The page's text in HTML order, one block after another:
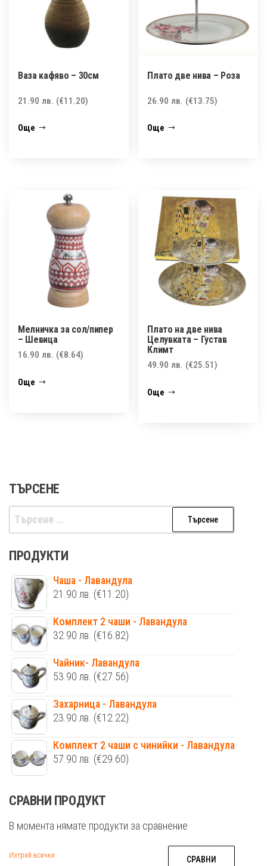
Ваза кафяво – 30см
21.90 лв. (€11.20)
Още
Плато две нива – Розa
26.90лв. (€13.75)
Още
Мелничка за сол/пипер
– Шевица
16.90 лв. (€8.64)
Още
Плато на две нива
Целувката – Густав
Климт
49.90лв. (€25.51)
Още
ТЪРСЕНЕ
Търсене
за:
ПРОДУКТИ
Чаша - Лавандула
21.90 лв. (€11.20)
Комплект 2 чаши - Лавандула
32.90 лв. (€16.82)
Чайник- Лавандула
53.90 лв. (€27.56)
Захарница - Лавандула
23.90 лв. (€12.22)
Комплект 2 чаши с чинийки - Лавандула
57.90 лв. (€29.60)
СРАВНИ ПРОДУКТ
В момента нямате продукти за сравнение
Изтрий всички СРАВНИ